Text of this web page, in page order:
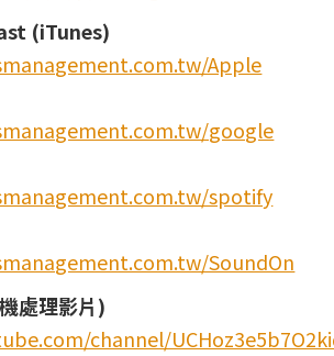
(iTunes)
Apple
google
spotify
SoundOn
處理影片)
channel/